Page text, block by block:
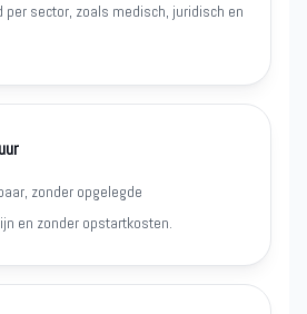
per sector, zoals medisch, juridisch en
zonder opgelegde
en zonder opstartkosten.